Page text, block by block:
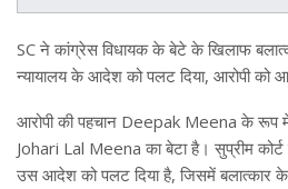
SC ने कांग्रेस विधायक के बेटे के खिलाफ
न्यायालय के आदेश को पलट दिया, आरोपी को
आरोपी की पहचान Deepak Meena के रूप
Johari Lal Meena का बेटा है। सुप्रीम
उस आदेश को पलट दिया है, जिसमें बलात्कार